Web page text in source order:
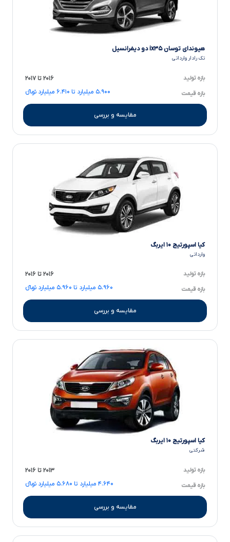
هیوندای توسان ix۳۵ دو دیفرانسیل
تک رادار وارداتی
بازه تولید ۲۰۱۶ تا ۲۰۱۷
بازه قیمت ۵.۹۰۰ میلیارد تا ۶.۴۱۰ میلیارد تومانءءء
مقایسه و بررسی
کیا اسپورتیج ۱۰ ایربگ
وارداتی
بازه تولید ۲۰۱۶ تا ۲۰۱۶
بازه قیمت ۵.۹۶۰ میلیارد تا ۵.۹۶۰ میلیارد تومانءءء
مقایسه و بررسی
کیا اسپورتیج ۱۰ ایربگ
شرکتی
بازه تولید ۲۰۱۳ تا ۲۰۱۶
بازه قیمت ۴.۶۴۰ میلیارد تا ۵.۶۸۰ میلیارد تومانءءء
مقایسه و بررسی